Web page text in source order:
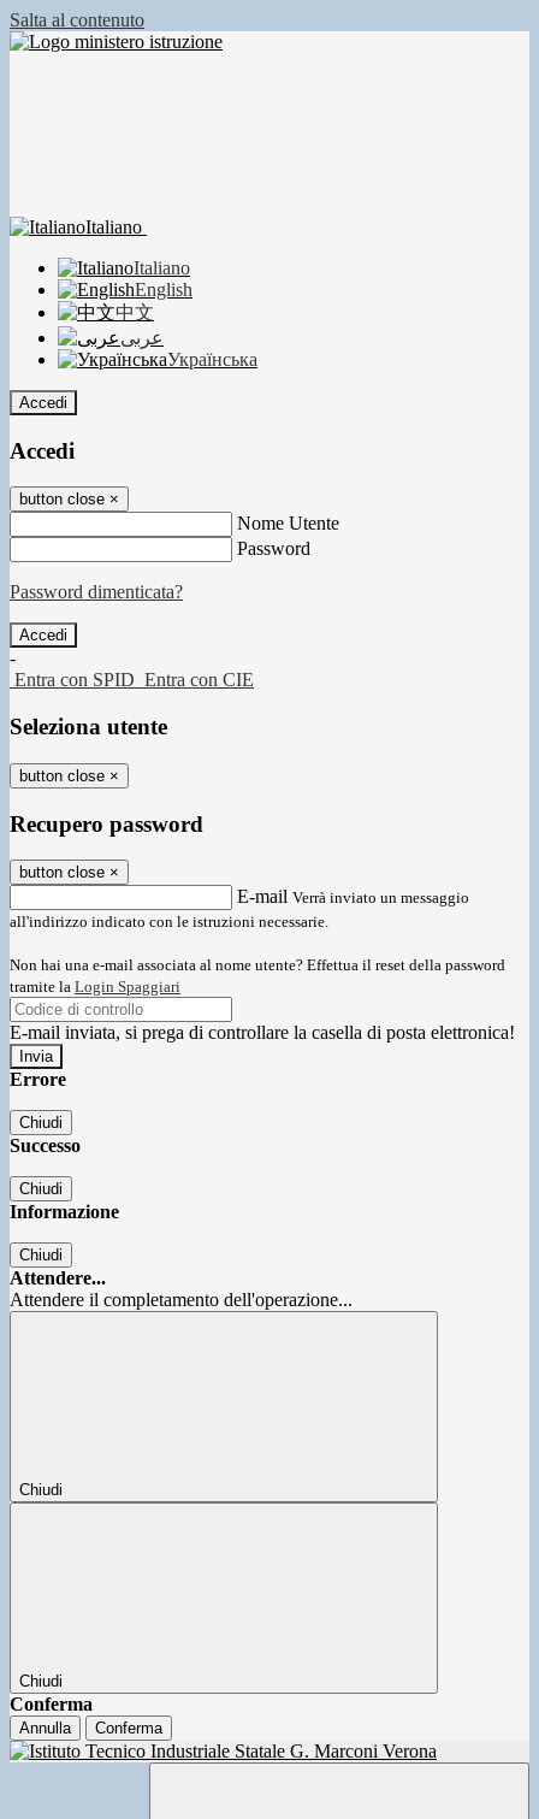
Salta al contenuto
Italiano
Italiano
English
中文
عربى
Українська
Accedi
Accedi
button close ×
Nome Utente
Password
Password dimenticata?
-
Entra con SPID Entra con CIE
Seleziona utente
button close ×
Recupero password
button close ×
E-mail Verrà inviato un messaggio
all'indirizzo indicato con le istruzioni necessarie.
Non hai una e-mail associata al nome utente? Effettua il reset della password
tramite la Login Spaggiari
E-mail inviata, si prega di controllare la casella di posta elettronica!
Errore
Chiudi
Successo
Chiudi
Informazione
Chiudi
Attendere...
Attendere il completamento dell'operazione...
Chiudi
Chiudi
Conferma
Annulla Conferma